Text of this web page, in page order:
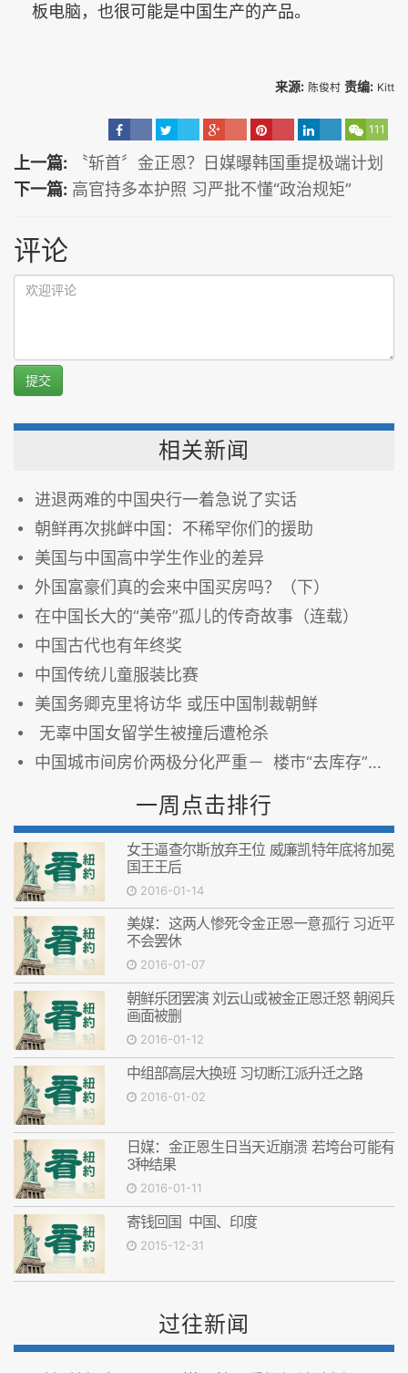
板电脑，也很可能是中国生产的产品。
来源: 陈俊村 责编: Kitt
111
上一篇:
〝斩首〞金正恩？日媒曝韩国重提极端计划
下一篇: 高官持多本护照 习严批不懂“政治规矩”
评论
提交
相关新闻
进退两难的中国央行一着急说了实话
朝鲜再次挑衅中国：不稀罕你们的援助
美国与中国高中学生作业的差异
外国富豪们真的会来中国买房吗？（下）
在中国长大的“美帝”孤儿的传奇故事（连载）
中国古代也有年终奖
中国传统儿童服装比赛
美国务卿克里将访华 或压中国制裁朝鲜
无辜中国女留学生被撞后遭枪杀
中国城市间房价两极分化严重－ 楼市“去库存”前景暗淡
一周点击排行
女王逼查尔斯放弃王位 威廉凯特年底将加冕
国王王后
2016-01-14
美媒：这两人惨死令金正恩一意孤行 习近平
不会罢休
2016-01-07
朝鲜乐团罢演 刘云山或被金正恩迁怒 朝阅兵
画面被删
2016-01-12
中组部高层大换班 习切断江派升迁之路
2016-01-02
日媒：金正恩生日当天近崩溃 若垮台可能有
3种结果
2016-01-11
寄钱回国 中国、印度
2015-12-31
过往新闻